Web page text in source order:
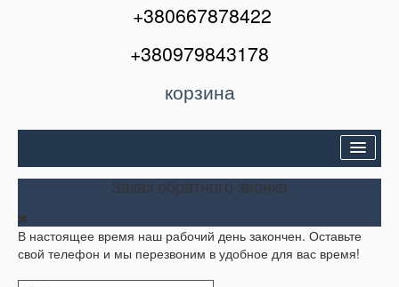
+380667878422
+380979843178
корзина
Двери входные
Окна и балконы
Заказ обратного звонка
В настоящее время наш рабочий день закончен. Оставьте
свой телефон и мы перезвоним в удобное для вас время!